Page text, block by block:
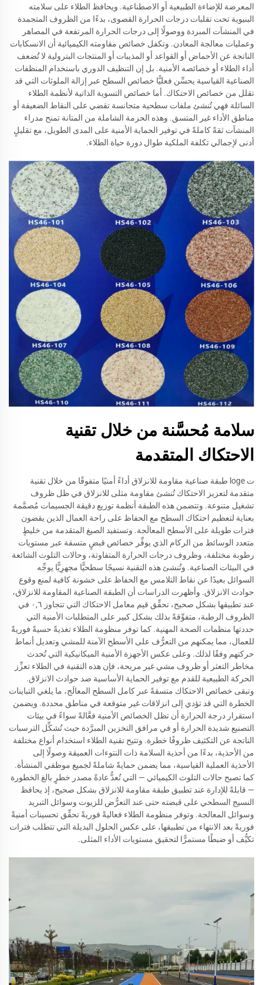
المعرضة للإضاءة الطبيعية أو الاصطناعية. ويحافظ الطلاء على سلامته
البنيوية تحت تقلبات درجات الحرارة القصوى، بدءًا من الظروف المتجمدة
في المنشآت المبردة ووصولًا إلى درجات الحرارة المرتفعة في المصاهر
وعمليات معالجة المعادن. وتكفل خصائص مقاومته الكيميائية أن الانسكابات
الناتجة عن الأحماض أو القواعد أو المذيبات أو المنتجات البترولية لا تُضعف
أداء الطلاء أو خصائصه الأمنية. بل إن التنظيف الدوري باستخدام المنظفات
الصناعية القياسية يحسِّن فعليًّا خصائص السطح عبر إزالة الملوثات التي قد
تقلل من خصائص الاحتكاك. أما خصائص التسوية الذاتية لأنظمة الطلاء
السائلة فهي تُنشئ ملفات سطحية متجانسة تقضي على النقاط الضعيفة أو
مناطق الأداء غير المتسق. وهذه الحزمة الشاملة من المتانة تمنح مدراء
المنشآت ثقةً كاملةً في توفير الحماية الأمنية على المدى الطويل، مع تقليلٍ
أدنى لإجمالي تكلفة الملكية طوال دورة حياة الطلاء.
سلامة مُحسَّنة من خلال تقنية
الاحتكاك المتقدمة
ت loge طبقة صناعية مقاومة للانزلاق أداءً أمنيًا متفوقًا من خلال تقنية
متقدمة لتعزيز الاحتكاك تُنشئ مقاومة مثلى للانزلاق في ظل ظروف
تشغيل متنوعة. وتتضمن هذه الطبقة أنظمة توزيع دقيقة الجسيمات مُصمَّمة
بعناية لتعظيم احتكاك السطح مع الحفاظ على راحة العمال الذين يقضون
فترات طويلة على الأسطح المعالَجة. وتستفيد الصيغ المتقدمة من خليطٍ
متعدد الوسائط من الركام الذي يوفِّر خصائص قبضٍ متسقة عبر مستويات
رطوبة مختلفة، وظروف درجات الحرارة المتفاوتة، وحالات التلوث الشائعة
في البيئات الصناعية. وتُنشئ هذه التقنية نسيجًا سطحيًّا مجهرِيًّا يوجِّه
السوائل بعيدًا عن نقاط التلامس مع الحفاظ على خشونة كافية لمنع وقوع
حوادث الانزلاق. وأظهرت الدراسات أن الطبقة الصناعية المقاومة للانزلاق،
عند تطبيقها بشكل صحيح، تحقِّق قيم معامل الاحتكاك التي تتجاوز ٠,٦ في
الظروف الرطبة، متفوِّقةً بذلك بشكل كبير على المتطلبات الأمنية التي
حددتها منظمات الصحة المهنية. كما توفر منظومة الطلاء تغذيةً حسيةً فوريةً
للعمال، مما يمكنهم من التعرُّف على الأسطح الآمنة للمشي وتعديل أنماط
حركتهم وفقًا لذلك. وعلى عكس الأجهزة الأمنية الميكانيكية التي تُحدث
مخاطر التعثر أو ظروف مشي غير مريحة، فإن هذه التقنية في الطلاء تعزِّز
الحركة الطبيعية للقدم مع توفير الحماية الأساسية ضد حوادث الانزلاق.
وتبقى خصائص الاحتكاك متسقةً عبر كامل السطح المعالَج، ما يلغي التباينات
الخطرة التي قد تؤدي إلى انزلاقات غير متوقعة في مناطق محددة. ويضمن
استقرار درجة الحرارة أن تظل الخصائص الأمنية فعَّالةً سواءً في بيئات
التصنيع شديدة الحرارة أو في مرافق التخزين المبرَّدة حيث تُشكِّل الترسبات
الناتجة عن التكثيف ظروفًا خطرة. وتتيح تقنية الطلاء استخدام أنواع مختلفة
من الأحذية، بدءًا من أحذية السلامة ذات النتوءات العميقة وصولًا إلى
الأحذية العملية القياسية، مما يضمن حمايةً شاملةً لجميع موظفي المنشأة.
كما تصبح حالات التلوث الكيميائي — التي تُعدُّ عادةً مصدر خطرٍ بالغ الخطورة
— قابلةً للإدارة عند تطبيق طبقة مقاومة للانزلاق بشكل صحيح، إذ يحافظ
النسيج السطحي على قبضته حتى عند التعرُّض للزيوت وسوائل التبريد
وسوائل المعالجة. وتوفر منظومة الطلاء فعاليةً فوريةً تحقِّق تحسينات أمنيةً
فوريةً بعد الانتهاء من تطبيقها، على عكس الحلول البديلة التي تتطلب فترات
تكيُّف أو ضبطًا مستمرًّا لتحقيق مستويات الأداء المثلى.